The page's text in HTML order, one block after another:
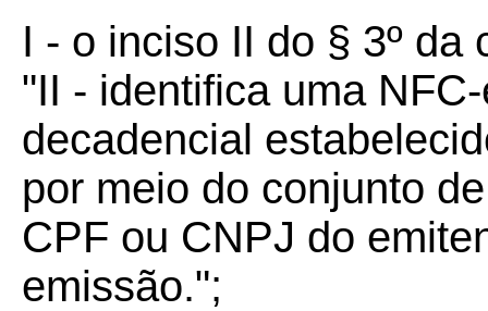
I - o inciso II do § 3º da
"II - identifica uma
decadencial
por meio do conjunto
CPF ou CNPJ do
emissão.";